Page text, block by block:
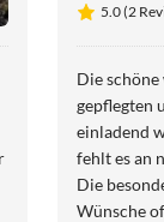
5.0 (2
Die
gepflegten
einladend
fehlt es an
Die
Wünsche